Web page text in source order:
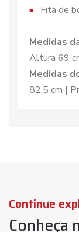
Fita de
Medidas
Altura 69
Medidas
82,5 cm |
Continue
Conheça